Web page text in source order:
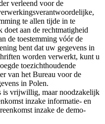
verleend voor de
te allen tijde in te
aan de rechtmatigheid
de toestemming vóór de
bent dat uw gegevens in
worden verwerkt, kunt u
toezichthoudende
van het Bureau voor de
in Polen.
is vrijwillig, maar noodzakelijk
inzake informatie- en
inzake de demo-